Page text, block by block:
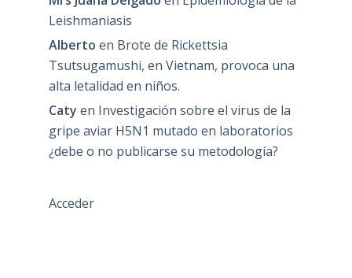
Leishmaniasis
Alberto en Brote de Rickettsia
Tsutsugamushi, en Vietnam, provoca una
alta letalidad en niños.
Caty en Investigación sobre el virus de la
gripe aviar H5N1 mutado en laboratorios
¿debe o no publicarse su metodología?
Acceder